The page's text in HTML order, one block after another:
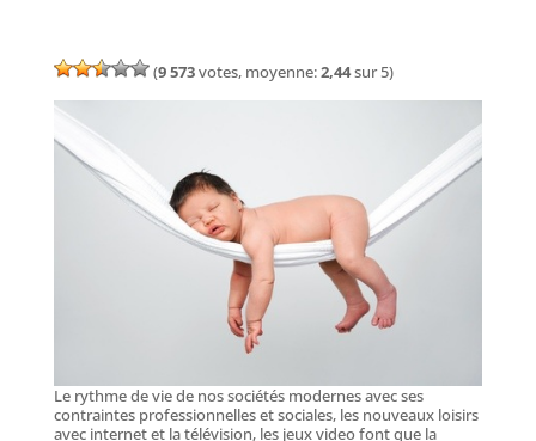
(9 573votes, moyenne:2,44sur 5)
Le rythme de vie de nos sociétés modernes avec ses
contraintes professionnelles et sociales, les nouveaux loisirs
avec internet et la télévision, les jeux video font que la